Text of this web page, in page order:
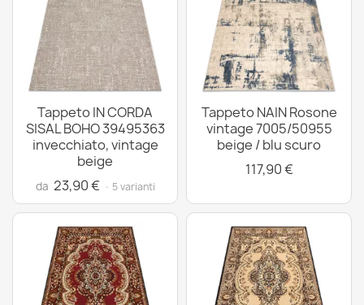
Tappeto IN CORDA
SISAL BOHO 39495363
invecchiato, vintage
beige
da 23,90 € · 5 varianti
Tappeto NAIN Rosone
vintage 7005/50955
beige / blu scuro
117,90 €